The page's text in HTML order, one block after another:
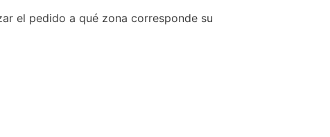
el pedido a qué zona corresponde su